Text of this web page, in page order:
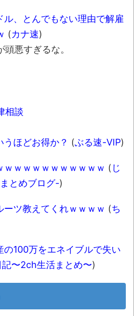
ル、とんでもない理由で解雇
(カナ速)
悪すぎるな。
相談
ほどお得か？ (ぶる速-VIP)
ｗｗｗｗｗｗｗｗｗｗ ( じ
とめブログ-)
ーツ教えてくれｗｗｗｗ (ち
の100万をエネイブルで失い
記〜2ch生活まとめ〜)